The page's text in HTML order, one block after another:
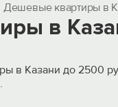
Дешевые квартиры в
в
в Казани до 2500